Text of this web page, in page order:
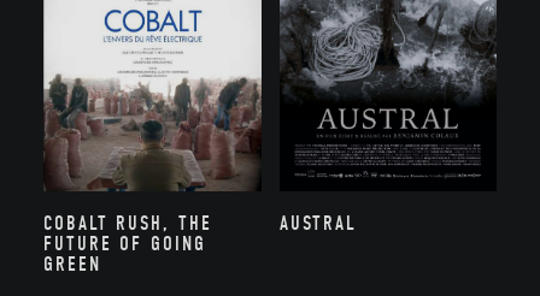
COBALT RUSH, THE
FUTURE OF GOING
GREEN
AUSTRAL